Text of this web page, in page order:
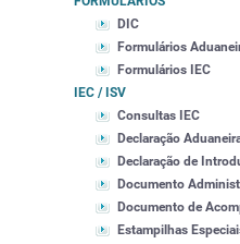
DIC
Formulários
Formulários IEC
IEC / ISV
Consultas IEC
Declaração
Declaração de
Documento
Documento de
Estampilhas